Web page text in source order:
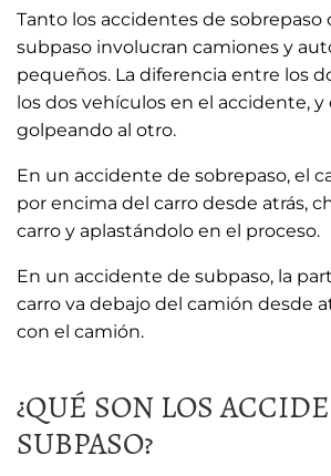
Tanto los accidentes de sobrepaso
subpaso involucran camiones y
pequeños. La diferencia entre los
los dos vehículos en el accidente, y
golpeando al otro.
En un accidente de sobrepaso, el
por encima del carro desde atrás,
carro y aplastándolo en el proceso.
En un accidente de subpaso, la
carro va debajo del camión desde
con el camión.
¿QUÉ SON LOS
SUBPASO?